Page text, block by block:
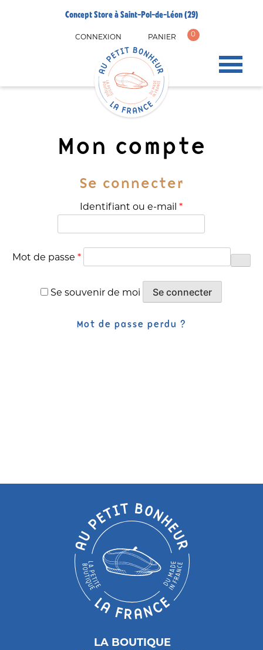
Concept Store à Saint-Pol-de-Léon (29)
CONNEXION PANIER 0
Mon compte
Se connecter
Identifiant ou e-mail*Obligatoire
Mot de passe *Obligatoire
Alternative:
Se souvenir de moi Se connecter
Mot de passe perdu ?
LA BOUTIQUE